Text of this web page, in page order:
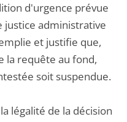
d'urgence prévue
justice administrative
et justifie que,
la requête au fond,
soit suspendue.
légalité de la décision